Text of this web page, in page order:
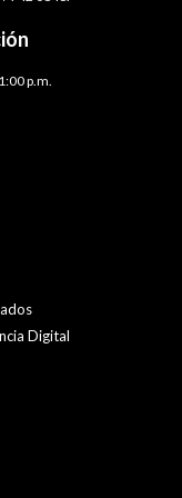
p.m.
Digital